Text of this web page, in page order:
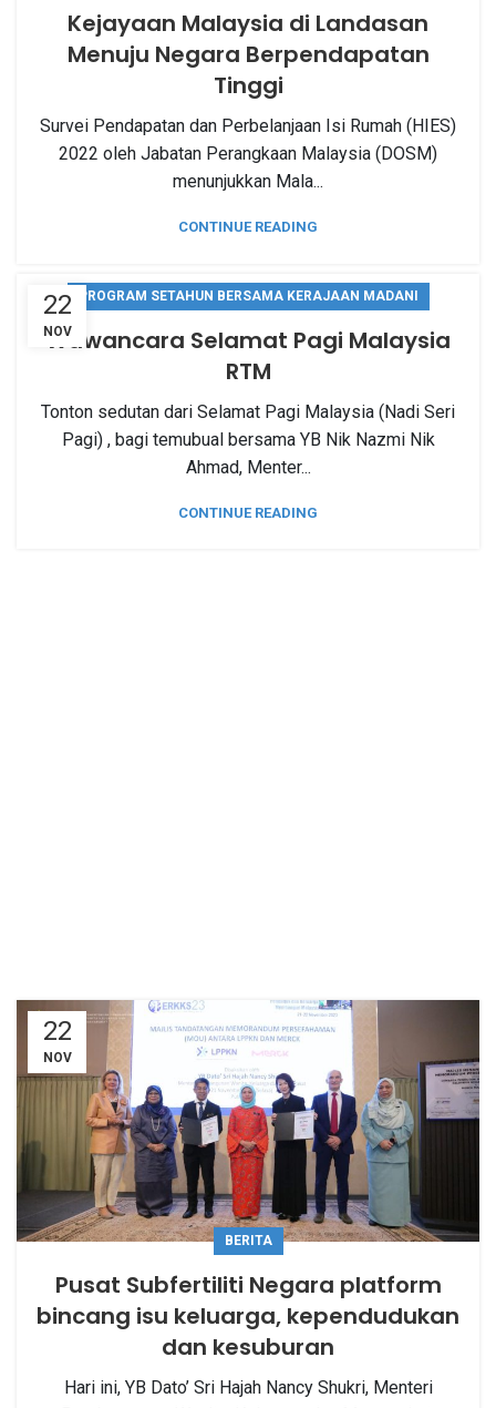
Kejayaan Malaysia di Landasan
Menuju Negara Berpendapatan
Tinggi
Survei Pendapatan dan Perbelanjaan Isi Rumah (HIES)
2022 oleh Jabatan Perangkaan Malaysia (DOSM)
menunjukkan Mala...
CONTINUE READING
22
NOV
PROGRAM SETAHUN BERSAMA KERAJAAN MADANI
Wawancara Selamat Pagi Malaysia
RTM
Tonton sedutan dari Selamat Pagi Malaysia (Nadi Seri
Pagi) , bagi temubual bersama YB Nik Nazmi Nik
Ahmad, Menter...
CONTINUE READING
22
NOV
BERITA
Pusat Subfertiliti Negara platform
bincang isu keluarga, kependudukan
dan kesuburan
Hari ini, YB Dato’ Sri Hajah Nancy Shukri, Menteri